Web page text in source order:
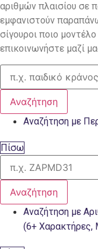
αριθμών πλαισίου σε
εμφανιστούν
σίγουροι ποιο
επικοινωνήστε μαζί
Αναζήτηση
Αναζήτηση με
Πίσω
Αναζήτηση
Αναζήτηση με
(6+ Χαρακτήρες,